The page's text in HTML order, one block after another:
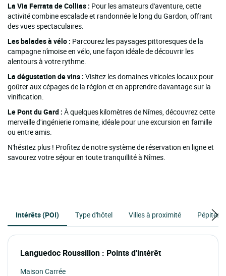
La Via Ferrata de Collias : Pour les amateurs d'aventure, cette
activité combine escalade et randonnée le long du Gardon, offrant
des vues spectaculaires.
Les balades à vélo : Parcourez les paysages pittoresques de la
campagne nîmoise en vélo, une façon idéale de découvrir les
alentours à votre rythme.
La dégustation de vins : Visitez les domaines viticoles locaux pour
goûter aux cépages de la région et en apprendre davantage sur la
vinification.
Le Pont du Gard : À quelques kilomètres de Nîmes, découvrez cette
merveille d'ingénierie romaine, idéale pour une excursion en famille
ou entre amis.
N'hésitez plus ! Profitez de notre système de réservation en ligne et
savourez votre séjour en toute tranquillité à Nîmes.
Intérêts (POI) Type d'hôtel Villes à proximité Pépites
Languedoc Roussillon : Points d'intérêt
Maison Carrée